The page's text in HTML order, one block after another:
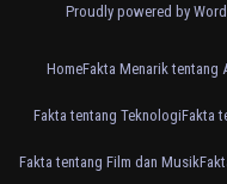
Proudly powered by
HomeFakta Menarik tentang
Fakta tentang TeknologiFakta
Fakta tentang Film dan Musik